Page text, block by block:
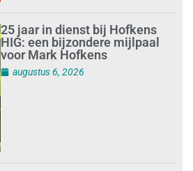
25 jaar in dienst bij Hofkens
HIG: een bijzondere mijlpaal
voor Mark Hofkens
augustus 6, 2026